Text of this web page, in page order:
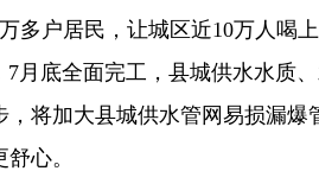
户居民，让城区近10万人喝上
月底全面完工，县城供水水质
将加大县城供水管网易损漏
心。